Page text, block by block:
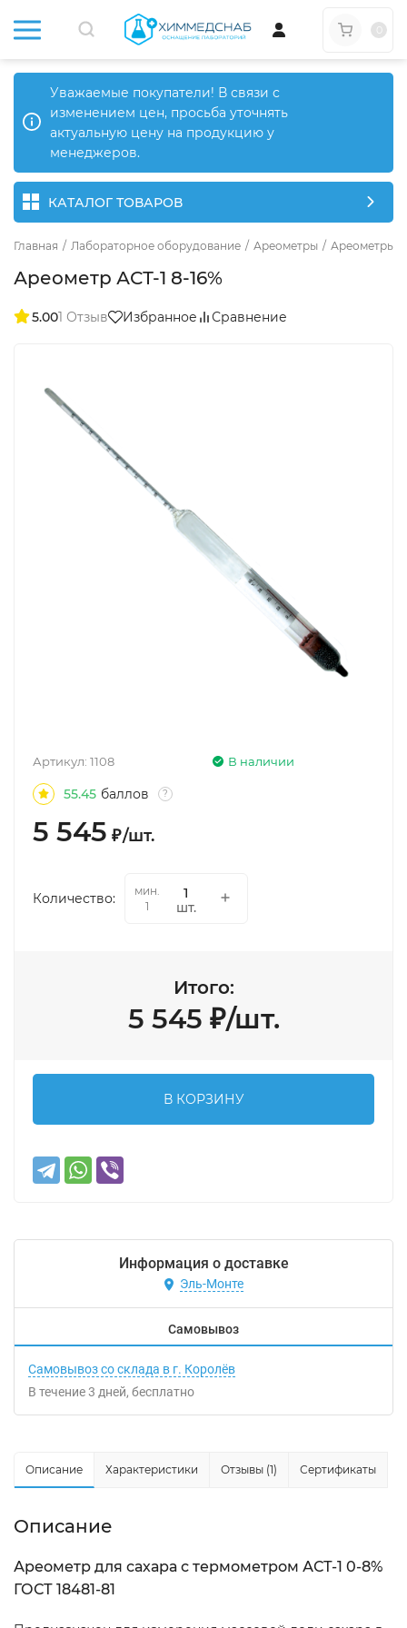
Уважаемые покупатели! В связи с
изменением цен, просьба уточнять
актуальную цену на продукцию у
менеджеров.
КАТАЛОГ ТОВАРОВ
Главная / Лабораторное оборудование / Ареометры / Ареометры
Ареометр АСТ-1 8-16%
5.001 Отзыв Избранное Сравнение
В наличии
Артикул: 1108
55.45 баллов ?
5 545 ₽/шт.
Количество:
мин.
1
шт.
Итого:
5 545 ₽/шт.
В КОРЗИНУ
Информация о доставке
Эль-Монте
Самовывоз
Самовывоз со склада в г. Королёв
В течение3 дней Бесплатно
Описание Характеристики Отзывы (1) Сертификаты
Описание
Ареометр для сахара с термометром АСТ-1 0-8%
ГОСТ 18481-81